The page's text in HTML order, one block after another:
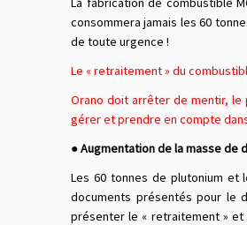
consommera jamais les 60
de toute urgence !
Le « retraitement » du
Orano doit arrêter de mentir, le
gérer et prendre en compte
● Augmentation de la masse de
Les 60 tonnes de plutonium et
documents présentés pour le
présenter le « retraitement » et